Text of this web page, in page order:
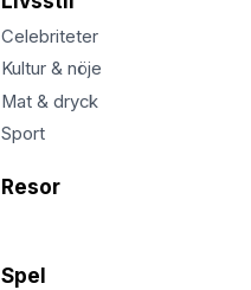
Celebriteter
Kultur & nöje
Mat & dryck
Sport
Resor
Spel